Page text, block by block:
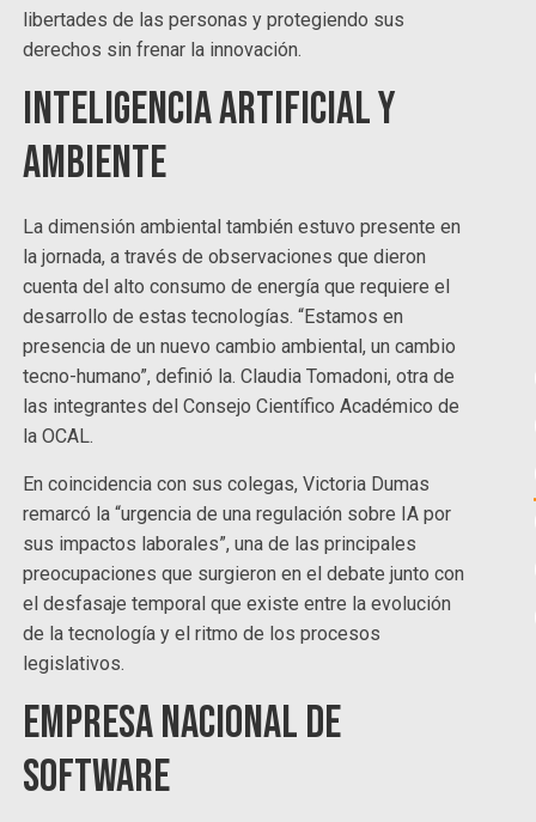
libertades de las personas y protegiendo sus
derechos sin frenar la innovación.
Inteligencia Artificial y
ambiente
La dimensión ambiental también estuvo presente en
la jornada, a través de observaciones que dieron
cuenta del alto consumo de energía que requiere el
desarrollo de estas tecnologías. “Estamos en
presencia de un nuevo cambio ambiental, un cambio
tecno-humano”, definió la. Claudia Tomadoni, otra de
las integrantes del Consejo Científico Académico de
la OCAL.
En coincidencia con sus colegas, Victoria Dumas
remarcó la “urgencia de una regulación sobre IA por
sus impactos laborales”, una de las principales
preocupaciones que surgieron en el debate junto con
el desfasaje temporal que existe entre la evolución
de la tecnología y el ritmo de los procesos
legislativos.
Empresa Nacional de
Software